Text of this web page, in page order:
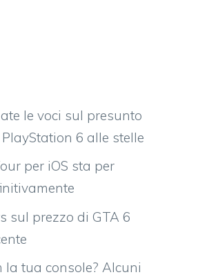
le voci sul presunto
6 alle stelle
per iOS sta per
sul prezzo di GTA 6
la tua console? Alcuni